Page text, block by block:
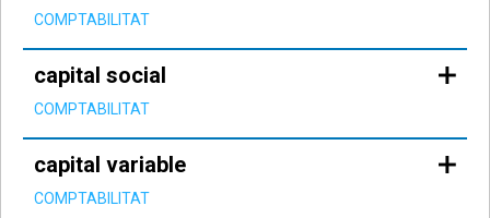
COMPTABILITAT
capital social
COMPTABILITAT
capital variable
COMPTABILITAT